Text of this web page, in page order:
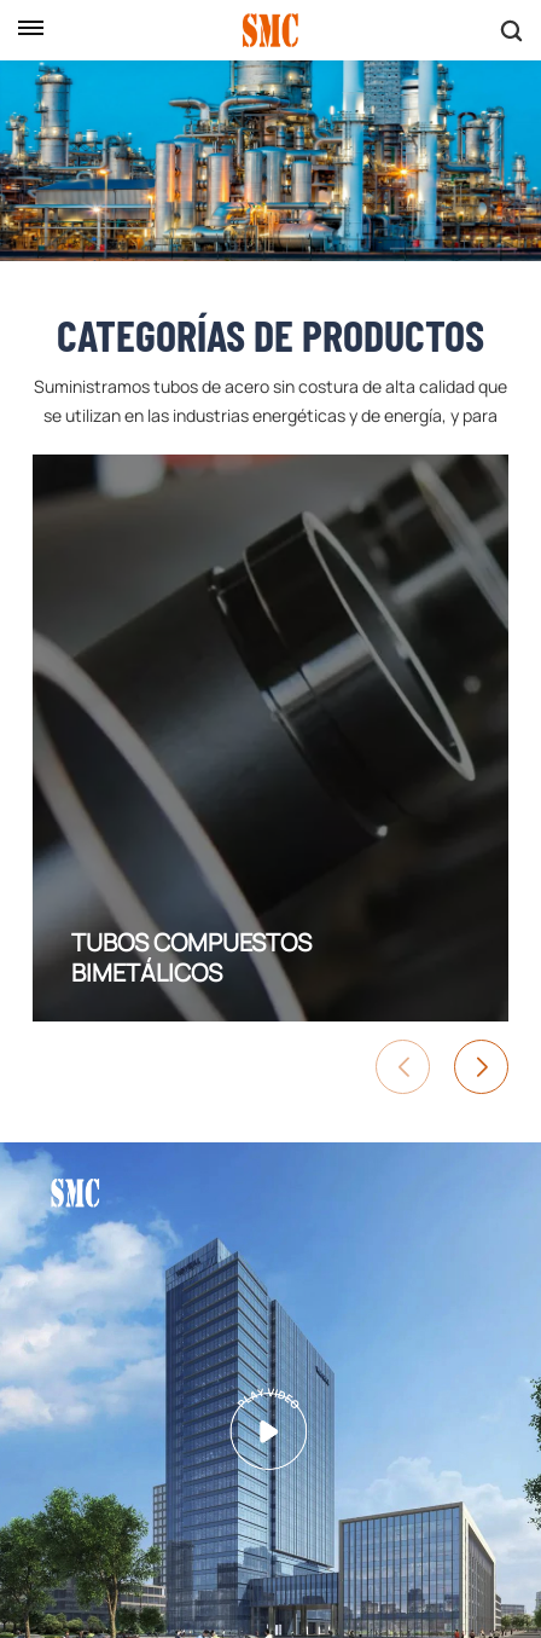
CATEGORÍAS DE PRODUCTOS
Suministramos tubos de acero sin costura de alta calidad que
se utilizan en las industrias energéticas y de energía, y para
TUBOS COMPUESTOS
BIMETÁLICOS